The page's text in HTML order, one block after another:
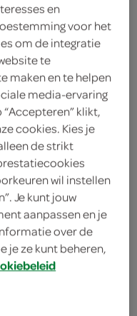
en
voor het
om de integratie
te
maken en te helpen
media-ervaring
klikt,
cookies. Kies je
de strikt
wil instellen
Je kunt jouw
aanpassen en je
over de
je ze kunt beheren,